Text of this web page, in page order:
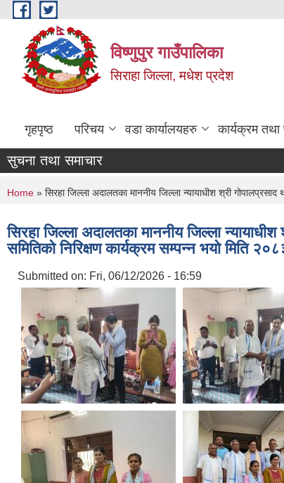
Skip to main content
विष्णुपुर गाउँपालिका
सिराहा जिल्ला, मधेश प्रदेश
गृहपृष्ठ परिचय वडा कार्यालयहरु कार्यक्रम तथा
सुचना तथा समाचार
You are here
Home » सिरहा जिल्ला अदालतका माननीय जिल्ला न्यायाधीश श्री
सिरहा जिल्ला अदालतका माननीय जिल्ला
समितिको निरिक्षण कार्यक्रम सम्पन्न भयो मिति
Submitted on: Fri, 06/12/2026 - 16:59